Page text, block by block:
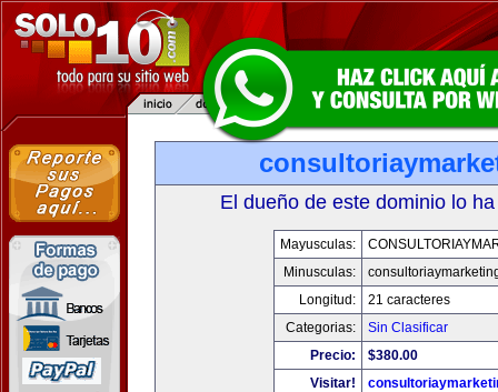
El dueño de este dominio lo
Mayusculas:
Minusculas:
Longitud:
21 caracteres
Categorias:
Sin Clasificar
Precio:
$380.00
Visitar!